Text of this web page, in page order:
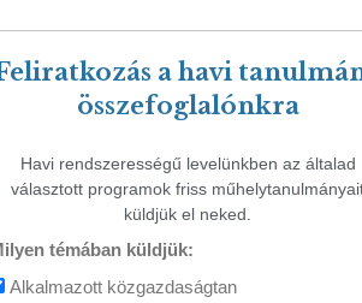
a havi
összefoglalónkra
Havi rendszerességű levelünkben az általad
választott programok friss
küldjük el neked.
témában küldjük:
Alkalmazott közgazdaságtan